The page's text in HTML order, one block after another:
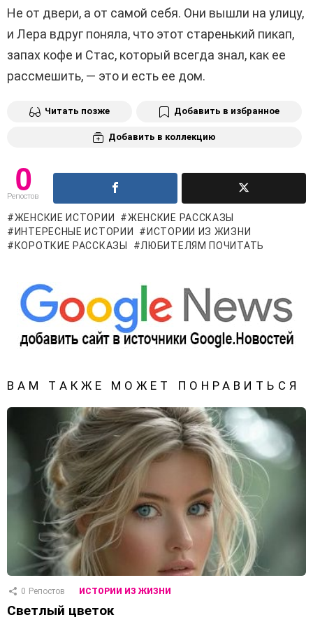
Не от двери, а от самой себя. Они вышли на улицу,
и Лера вдруг поняла, что этот старенький пикап,
запах кофе и Стас, который всегда знал, как ее
рассмешить, — это и есть ее дом.
Читать позже Добавить в избранное
Добавить в коллекцию
0
Репостов
ЖЕНСКИЕ ИСТОРИИ
ЖЕНСКИЕ РАССКАЗЫ
ИНТЕРЕСНЫЕ ИСТОРИИ
ИСТОРИИ ИЗ ЖИЗНИ
КОРОТКИЕ РАССКАЗЫ
ЛЮБИТЕЛЯМ ПОЧИТАТЬ
ВАМ ТАКЖЕ МОЖЕТ ПОНРАВИТЬСЯ
0 Репостов ИСТОРИИ ИЗ ЖИЗНИ
Светлый цветок